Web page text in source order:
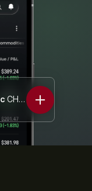
CHEF